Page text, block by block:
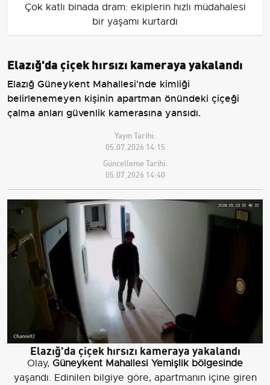
Çok katlı binada dram: ekiplerin hızlı müdahalesi
bir yaşamı kurtardı
Elazığ'da çiçek hırsızı kameraya yakalandı
Elazığ Güneykent Mahallesi'nde kimliği
belirlenemeyen kişinin apartman önündeki çiçeği
çalma anları güvenlik kamerasına yansıdı.
Yayın Tarihi:
05.07.2026 14:15
Güncelleme Tarihi:
05.07.2026 14:40
Elazığ'da çiçek hırsızı kameraya yakalandı
Olay, Güneykent Mahallesi Yemişlik bölgesinde
yaşandı. Edinilen bilgiye göre, apartmanın içine giren